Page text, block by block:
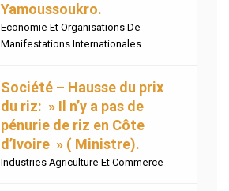
Yamoussoukro.
Economie Et Organisations De
Manifestations Internationales
Société – Hausse du prix
du riz: » Il n’y a pas de
pénurie de riz en Côte
d’Ivoire » ( Ministre).
Industries Agriculture Et Commerce